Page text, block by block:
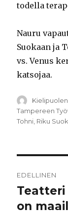
todella
Nauru
Suokaan ja
vs. Venus
katsojaa.
Kirjoittaja
Tampereen
Tohni Riku
selaus
EDELLINEN
Edellinen
artikkeli:
Teatteri
on